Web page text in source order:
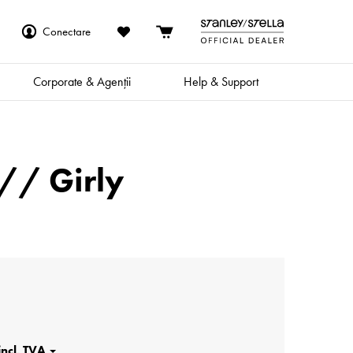
Conectare
Corporate & Agenții Help & Support
// Girly